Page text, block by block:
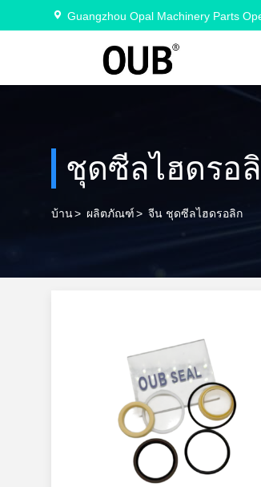
Guangzhou Opal Machinery Parts
ชุดซีลไฮดรอ
บ้าน> ผลิตภัณฑ์> จีน ชุดซีลไฮดรอลิก